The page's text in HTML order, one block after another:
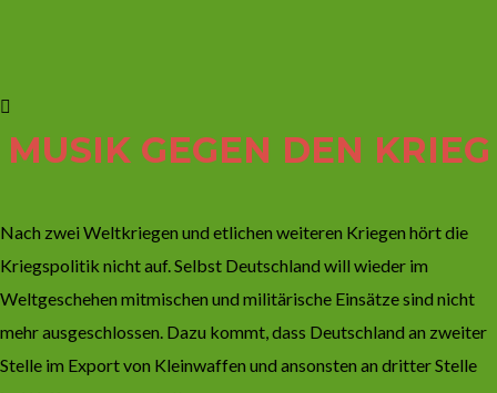
MUSIK GEGEN DEN KRIEG
Nach zwei Weltkriegen und etlichen weiteren Kriegen hört die
Kriegspolitik nicht auf. Selbst Deutschland will wieder im
Weltgeschehen mitmischen und militärische Einsätze sind nicht
mehr ausgeschlossen. Dazu kommt, dass Deutschland an zweiter
Stelle im Export von Kleinwaffen und ansonsten an dritter Stelle